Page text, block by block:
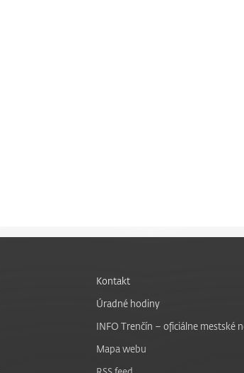
Kontakt
Úradné hodiny
INFO Trenčín – oficiálne mestské
Mapa webu